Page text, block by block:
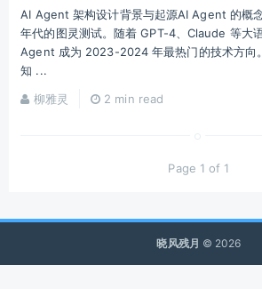
AI Agent 架构设计背景与起源AI Agent 的概
年代的图灵测试。随着 GPT-4、Claude 等大
Agent 成为 2023-2024 年最热门的技术方向
知 ...
柳雅灵
2 min read
Page 1 of 1
晓风残月 © 2026